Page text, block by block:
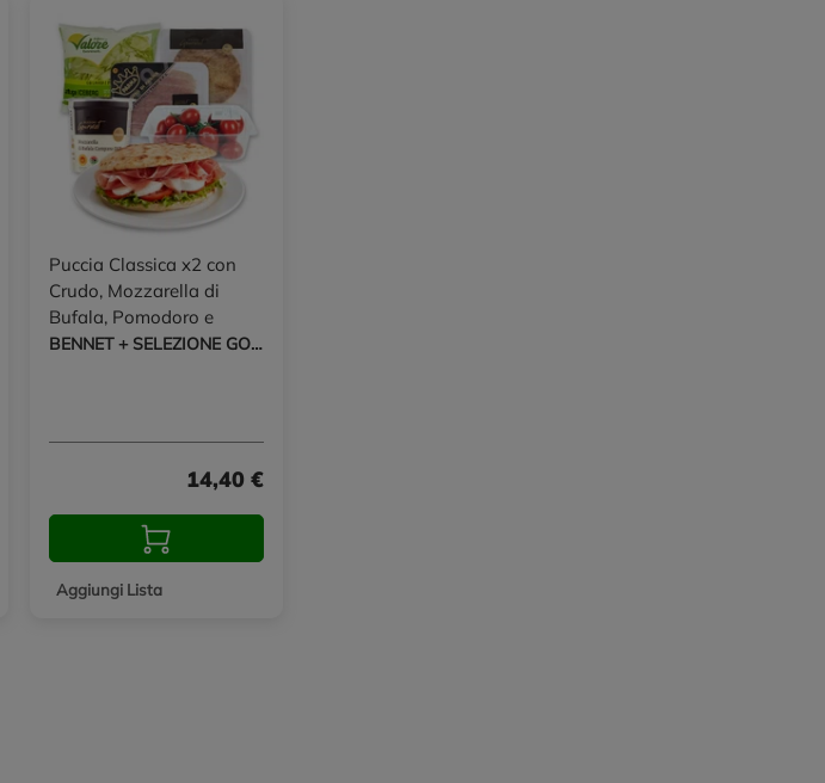
Puccia Classica x2 con
Crudo, Mozzarella di
Bufala, Pomodoro e
Insalata
BENNET + SELEZIONE GOURMET BENNET
14,40 €
Aggiungi Lista